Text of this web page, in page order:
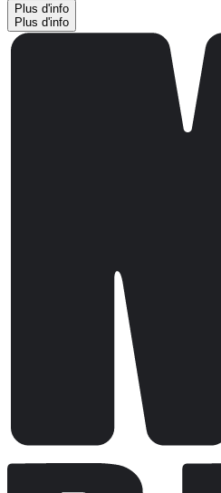
Plus d'info
Plus d'info